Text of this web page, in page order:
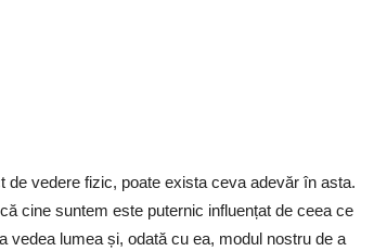
vedere fizic, poate exista ceva adevăr în asta.
cine suntem este puternic influențat de ceea ce
vedea lumea și, odată cu ea, modul nostru de a